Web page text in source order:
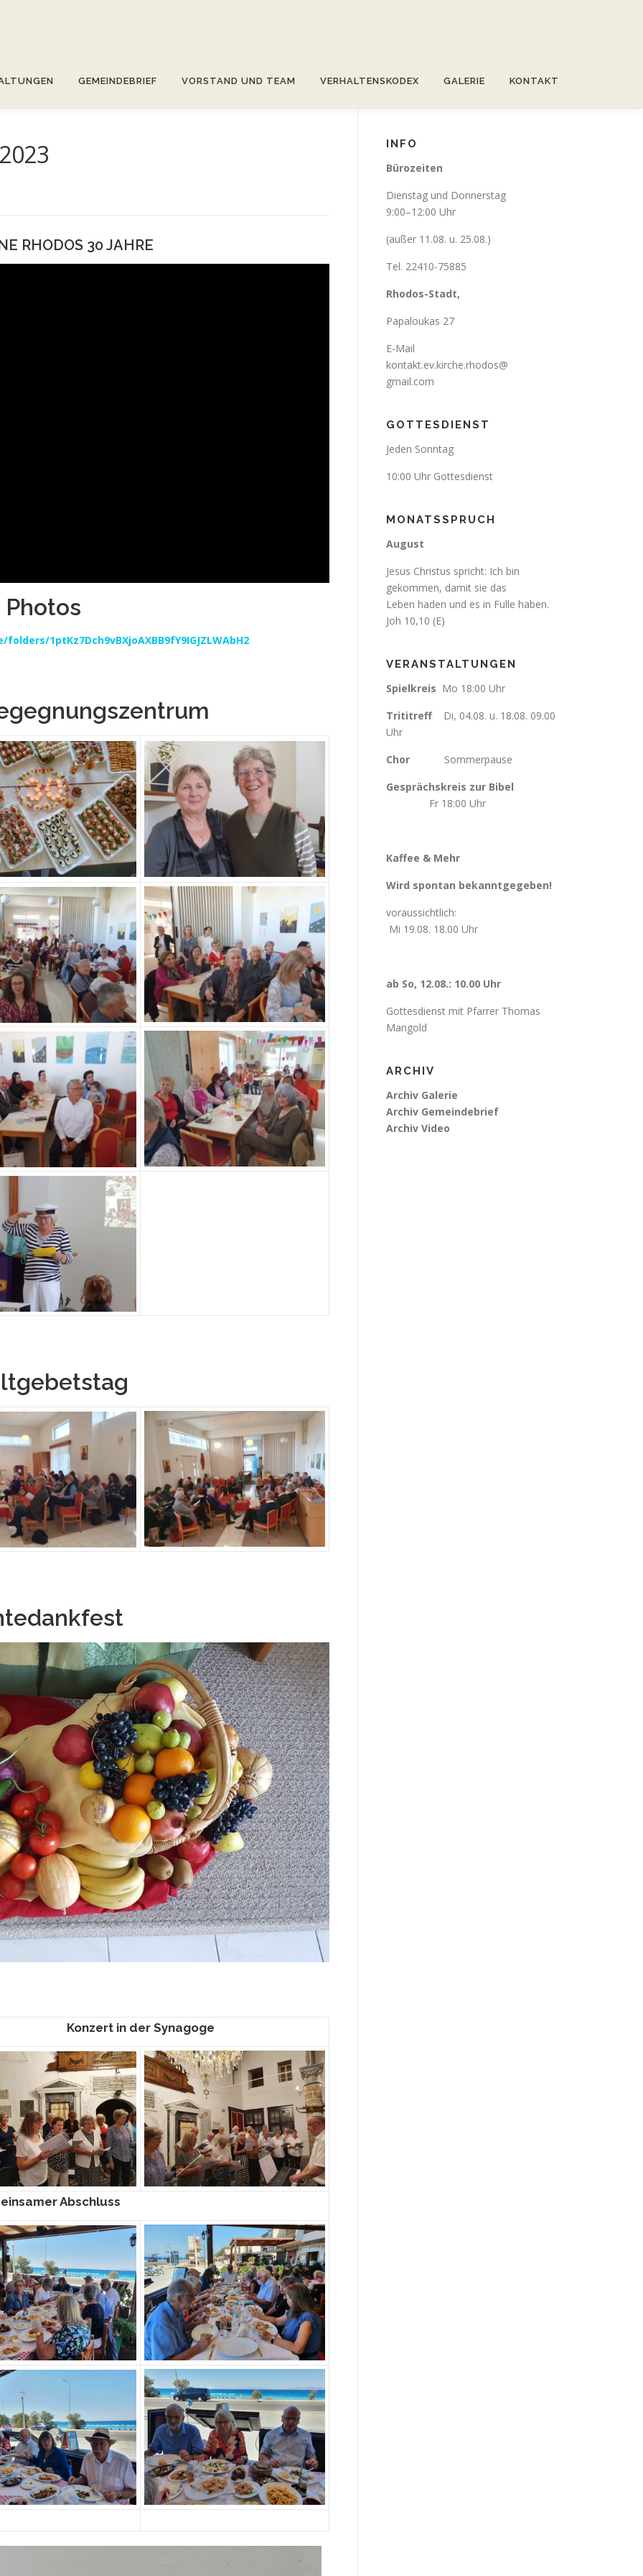
GEMEINDEBRIEF VORSTAND UND TEAM VERHALTENSKODEX GALERIE KONTAKT
RHODOS 30 JAHRE
Photos
1ptKz7Dch9vBXjoAXBB9fY9IGJZLWAbH2
Konzert in der Synagoge
Abschluss
INFO
Bürozeiten
Dienstag und Donnerstag
9:00–12:00 Uhr
(außer 11.08. u. 25.08.)
Tel. 22410-75885
Rhodos-Stadt,
Papaloukas 27
E-Mail
kontakt.ev.kirche.rhodos@
gmail.com
GOTTESDIENST
Jeden Sonntag
10:00 Uhr Gottesdienst
MONATSSPRUCH
August
Jesus Christus spricht: Ich bin
gekommen, damit sie das
Leben haden und es in Fulle haben.
Joh 10,10 (E)
VERANSTALTUNGEN
Spielkreis Mo 18:00 Uhr
TrititreffDi, 04.08. u. 18.08. 09.00
Uhr
Chor Sommerpause
Gesprächskreis zur Bibel
Fr 18:00 Uhr
Kaffee & Mehr
Wird spontan bekanntgegeben!
voraussichtlich:
Mi 19.08. 18.00 Uhr
ab So, 12.08.: 10.00 Uhr
Gottesdienst mit Pfarrer Thomas
Mangold
ARCHIV
Archiv Galerie
Archiv Gemeindebrief
Archiv Video